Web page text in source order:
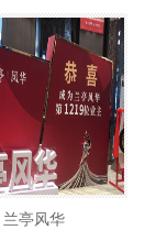
兰亭风华